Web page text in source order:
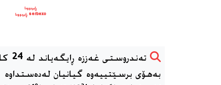
ڕابردوودا
serbexo ڕابردوودا
بەهۆی برسێتییەوە گیانیان لەدەستداوە